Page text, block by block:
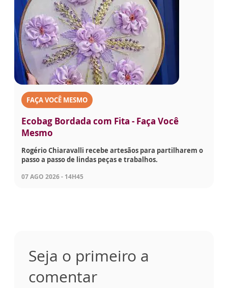
FAÇA VOCÊ MESMO
Ecobag Bordada com Fita - Faça Você
Mesmo
Rogério Chiaravalli recebe artesãos para partilharem o
passo a passo de lindas peças e trabalhos.
07 AGO 2026 - 14H45
Seja o primeiro a
comentar